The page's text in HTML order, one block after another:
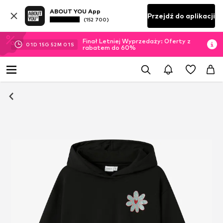
ABOUT YOU App
(152 700) Przejdź do aplikacji
01D 15G 52M 00S
Finał Letniej Wyprzedaży: Oferty z
rabatem do 60%